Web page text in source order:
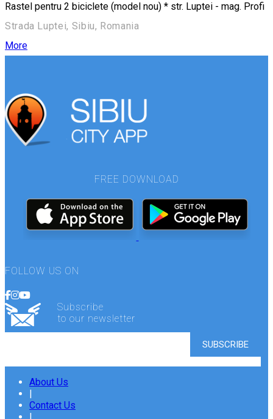
Rastel pentru 2 biciclete (model nou) * str. Luptei - mag. Profi
Strada Luptei, Sibiu, Romania
More
FREE DOWNLOAD
FOLLOW US ON
Subscribe
to our newsletter
About Us
Contact Us